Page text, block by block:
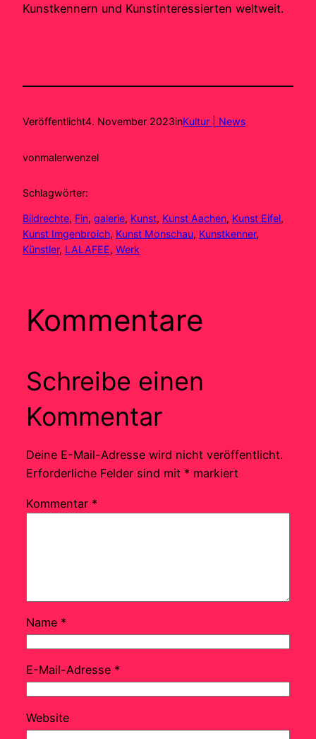
Kunstkennern und Kunstinteressierten weltweit.
Veröffentlicht4. November 2023inKultur | News
vonmalerwenzel
Schlagwörter:
Bildrechte, Fin, galerie, Kunst, Kunst Aachen, Kunst Eifel
Kunst Imgenbroich, Kunst Monschau, Kunstkenner
Künstler, LALAFEE, Werk
Kommentare
Schreibe einen
Kommentar
Deine E-Mail-Adresse wird nicht veröffentlicht.
Erforderliche Felder sind mit * markiert
Kommentar *
Name *
E-Mail-Adresse *
Website